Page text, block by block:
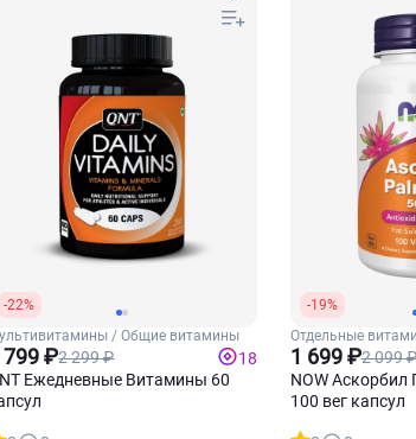
-22%
/ Общие витамины
799 ₽2 299 ₽
18
Ежедневные Витамины 60
-19%
Отдельные
1 699 ₽2 099 ₽
NOW Аскорбил
100 вег капсул